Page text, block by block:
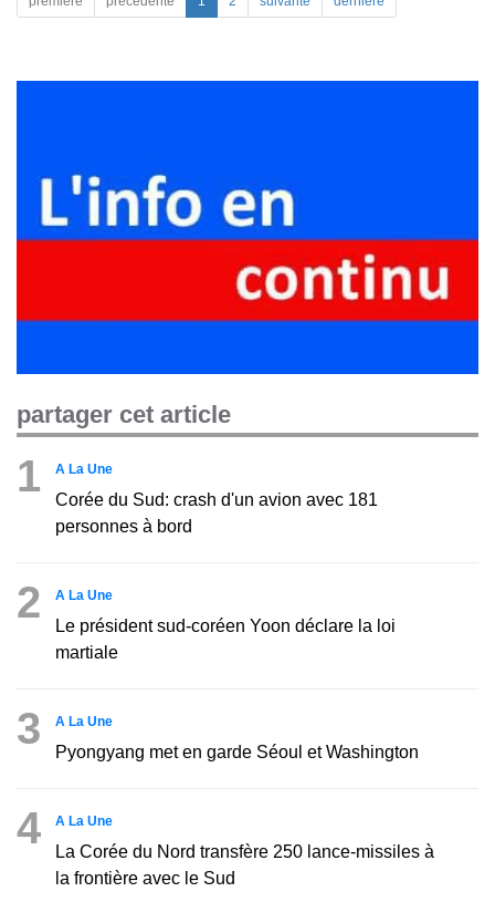
partager cet article
1 A La Une
Corée du Sud: crash d'un avion avec 181
personnes à bord
2 A La Une
Le président sud-coréen Yoon déclare la loi
martiale
3 A La Une
Pyongyang met en garde Séoul et Washington
4 A La Une
La Corée du Nord transfère 250 lance-missiles à
la frontière avec le Sud